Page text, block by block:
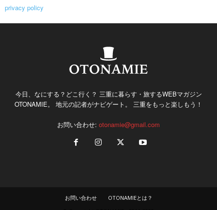
privacy policy
今日、なにする？どこ行く？ 三重に暮らす・旅するWEBマガジン
OTONAMIE。 地元の記者がナビゲート。 三重をもっと楽しもう！
お問い合わせ: otonamie@gmail.com
お問い合わせ
OTONAMIEとは？